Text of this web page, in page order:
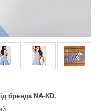
бренда NA-KD.